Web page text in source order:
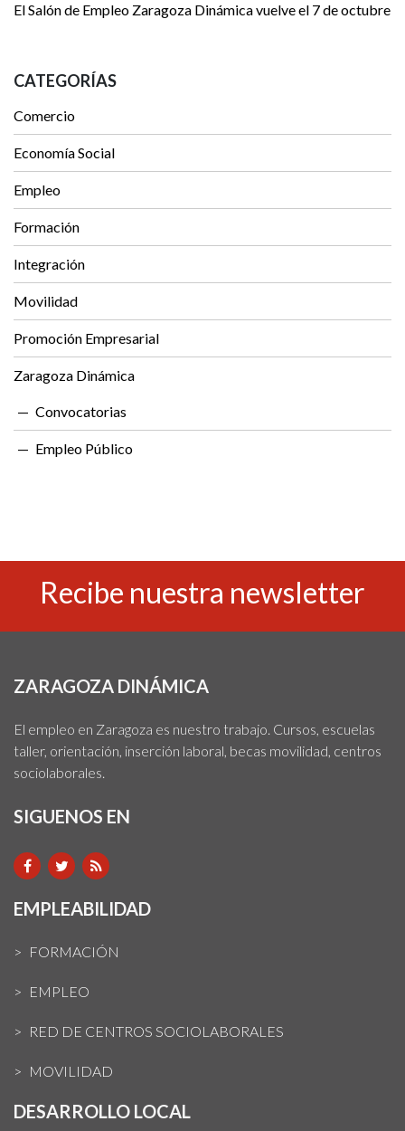
El Salón de Empleo Zaragoza Dinámica vuelve el 7 de octubre
CATEGORÍAS
Comercio
Economía Social
Empleo
Formación
Integración
Movilidad
Promoción Empresarial
Zaragoza Dinámica
Convocatorias
Empleo Público
Recibe nuestra newsletter
ZARAGOZA DINÁMICA
El empleo en Zaragoza es nuestro trabajo. Cursos, escuelas
taller, orientación, inserción laboral, becas movilidad, centros
sociolaborales.
SIGUENOS EN
EMPLEABILIDAD
FORMACIÓN
EMPLEO
RED DE CENTROS SOCIOLABORALES
MOVILIDAD
DESARROLLO LOCAL